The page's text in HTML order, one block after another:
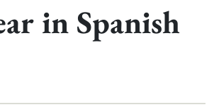
in Spanish